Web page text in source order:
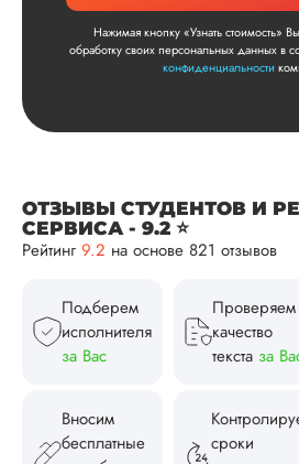
Нажимая кнопку «Узнать стоимость»
обработку своих персональных данных в
конфиденциальности
ОТЗЫВЫ СТУДЕНТОВ И
СЕРВИСА - 9.2 ⭐
Рейтинг 9.2 на основе 821 отзывов
Подберем
исполнителя
за Вас
Проверяем
качество
текста за
Вносим
бесплатные
сроки